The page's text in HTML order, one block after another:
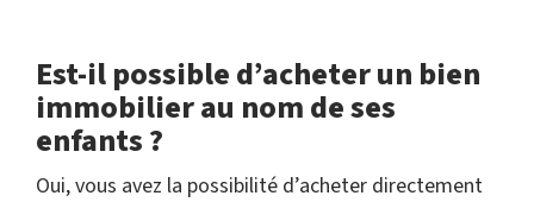
Est-il possible d’acheter un bien
immobilier au nom de ses
enfants ?
Oui, vous avez la possibilité d’acheter directement